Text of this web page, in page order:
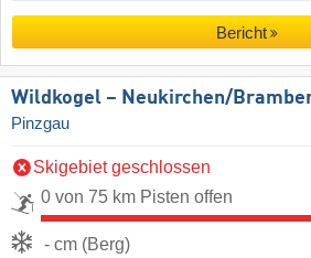
Bericht
Wildkogel – Neukirchen/​
Pinzgau
Skigebiet geschlossen
0 von 75 km Pisten offen
- cm (Berg)